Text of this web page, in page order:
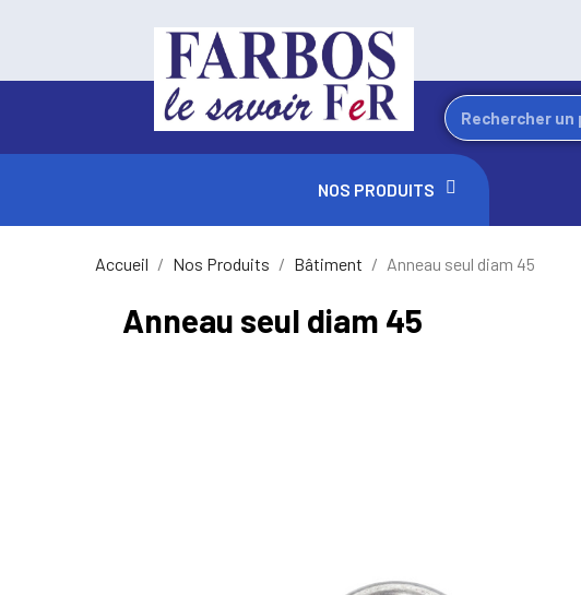
NOS PRODUITS
Accueil Nos Produits Bâtiment Anneau seul diam 45
Anneau seul diam 45